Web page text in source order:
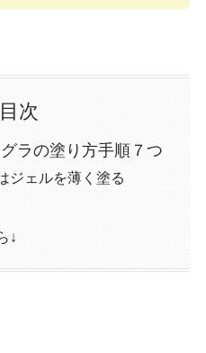
目次
ラの塗り方手順７つ
ジェルを薄く塗る
↓